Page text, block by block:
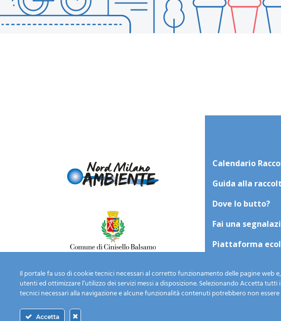
Calendario
Guida alla
Dove lo butto?
Fai una
Piattaforma
Il portale fa uso di cookie tecnici necessari al corretto funzionamento delle pagine web
utenti ed ottimizzare l’utilizzo dei servizi messi a disposizione. Selezionando Accetta
tecnici necessari alla navigazione e alcune funzionalità contenuti potrebbero non
Accetta